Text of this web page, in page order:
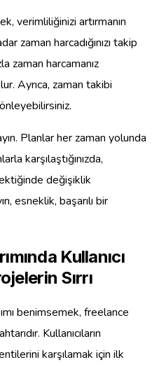
verimliliğinizi artırmanın
zaman harcadığınızı takip
zaman harcamanız
Ayrıca, zaman takibi
Planlar her zaman yolunda
karşılaştığınızda,
değişiklik
esneklik, başarılı bir
Kullanıcı
Sırrı
benimsemek, freelance
Kullanıcıların
karşılamak için ilk